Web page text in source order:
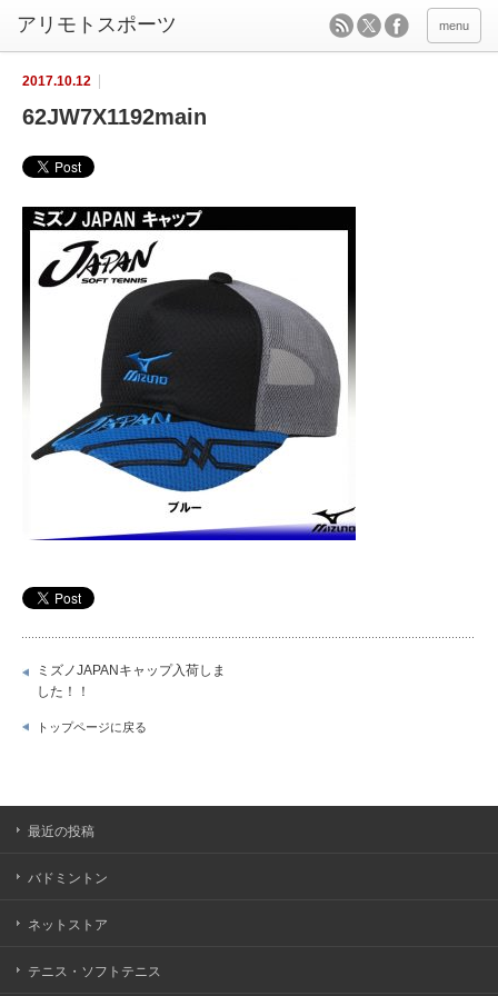
menu
2017.10.12
62JW7X1192main
ミズノJAPANキャップ入荷しま
した！！
トップページに戻る
最近の投稿
バドミントン
ネットストア
テニス・ソフトテニス